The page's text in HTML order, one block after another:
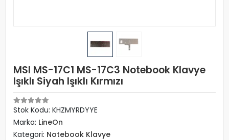
MSI MS-17C1 MS-17C3 Notebook Klavye
Işıklı Siyah Işıklı Kırmızı
Stok Kodu: KHZMYRDYYE
Marka: LineOn
Kategori: Notebook Klavye